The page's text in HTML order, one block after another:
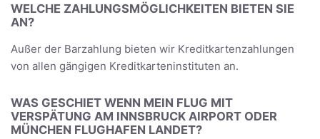
WELCHE ZAHLUNGSMÖGLICHKEITEN BIETEN SIE
AN?
Außer der Barzahlung bieten wir Kreditkartenzahlungen
von allen gängigen Kreditkarteninstituten an.
WAS GESCHIET WENN MEIN FLUG MIT
VERSPÄTUNG AM INNSBRUCK AIRPORT ODER
MÜNCHEN FLUGHAFEN LANDET?